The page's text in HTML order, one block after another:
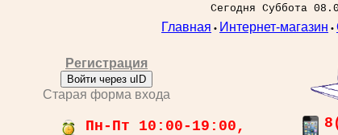
Сегодня Суббота
Главная • Интернет-магазин •
Регистрация
Войти через uID
Старая форма входа
Пн-Пт 10:00-19:00,